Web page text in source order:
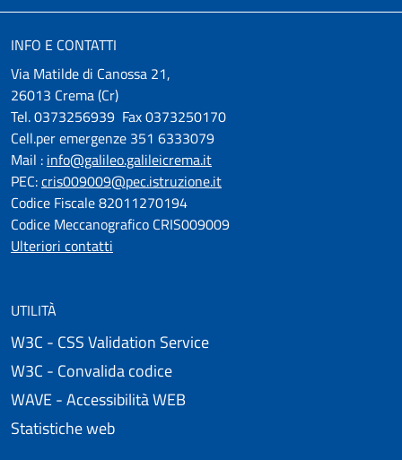
INFO E CONTATTI
Via Matilde di Canossa 21,
26013 Crema (Cr)
Tel. 0373256939 Fax 0373250170
Cell.per emergenze 351 6333079
Mail : info@galileo.galileicrema.it
PEC:cris009009@pec.istruzione.it
Codice Fiscale 82011270194
Codice Meccanografico CRIS009009
Ulteriori contatti
UTILITÀ
W3C - CSS Validation Service
W3C - Convalida codice
WAVE - Accessibilità WEB
Statistiche web